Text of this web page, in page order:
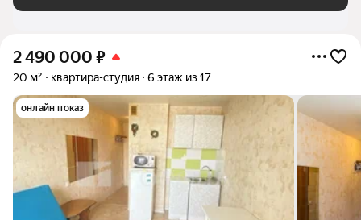
2 490 000 ₽
20 м² квартира-студия 6 этаж из 17
онлайн показ